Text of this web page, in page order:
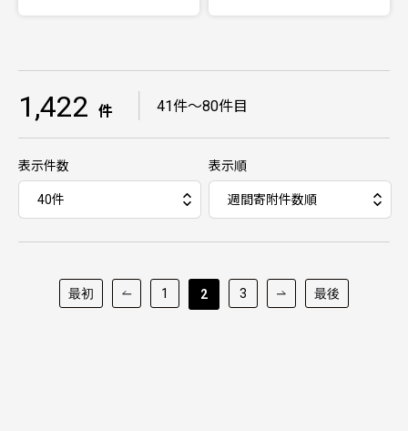
1,422 件 41件～80件目
表示件数 表示順
最初 1 2 3 最後